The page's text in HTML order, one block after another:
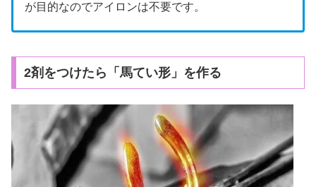
が目的なのでアイロンは不要です。
2剤をつけたら「馬てい形」を作る